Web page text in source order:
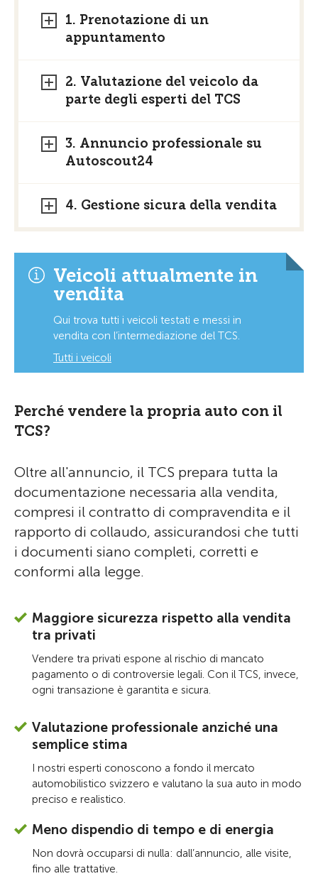
1. Prenotazione di un
appuntamento
2. Valutazione del veicolo da
parte degli esperti del TCS
3. Annuncio professionale su
Autoscout24
4. Gestione sicura della vendita
Veicoli attualmente in
vendita
Qui trova tutti i veicoli testati e messi in
vendita con l’intermediazione del TCS.
Tutti i veicoli
Perché vendere la propria auto con il
TCS?
Oltre all'annuncio, il TCS prepara tutta la
documentazione necessaria alla vendita,
compresi il contratto di compravendita e il
rapporto di collaudo, assicurandosi che tutti
i documenti siano completi, corretti e
conformi alla legge.
Maggiore sicurezza rispetto alla vendita
tra privati
Vendere tra privati espone al rischio di mancato
pagamento o di controversie legali. Con il TCS, invece,
ogni transazione è garantita e sicura.
Valutazione professionale anziché una
semplice stima
I nostri esperti conoscono a fondo il mercato
automobilistico svizzero e valutano la sua auto in modo
preciso e realistico.
Meno dispendio di tempo e di energia
Non dovrà occuparsi di nulla: dall’annuncio, alle visite,
fino alle trattative.